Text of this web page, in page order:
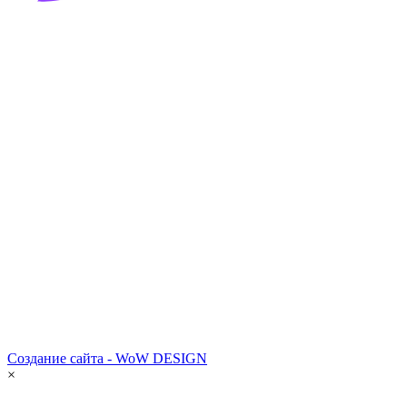
Создание сайта - WoW DESIGN
×